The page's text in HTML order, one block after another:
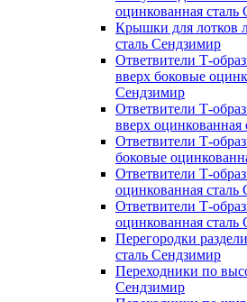
оцинкованная сталь
Крышки для лотков
сталь Сендзимир
Ответвители Т-
вверх боковые
Сендзимир
Ответвители Т-
вверх оцинкованная
Ответвители Т-
боковые
Ответвители Т-
оцинкованная сталь
Ответвители Т-
оцинкованная сталь
Перегородки
сталь Сендзимир
Переходники по
Сендзимир